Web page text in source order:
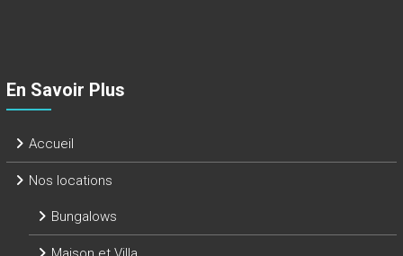
En Savoir Plus
Accueil
Nos locations
Bungalows